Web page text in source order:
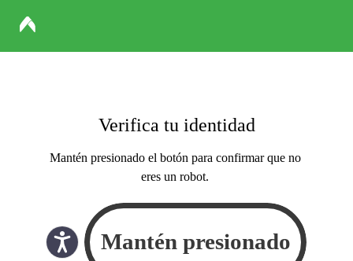
Verifica tu identidad
Mantén presionado el botón para confirmar que no
eres un robot.